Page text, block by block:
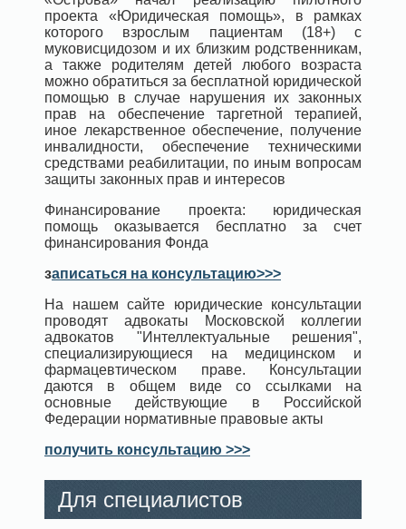
проекта «Юридическая помощь», в рамках
которого взрослым пациентам (18+) с
муковисцидозом и их близким родственникам,
а также родителям детей любого возраста
можно обратиться за бесплатной юридической
помощью в случае нарушения их законных
прав на обеспечение таргетной терапией,
иное лекарственное обеспечение, получение
инвалидности, обеспечение техническими
средствами реабилитации, по иным вопросам
защиты законных прав и интересов
Финансирование проекта: юридическая
помощь оказывается бесплатно за счет
финансирования Фонда
записаться на консультацию>>>
На нашем сайте юридические консультации
проводят адвокаты Московской коллегии
адвокатов "Интеллектуальные решения",
специализирующиеся на медицинском и
фармацевтическом праве. Консультации
даются в общем виде со ссылками на
основные действующие в Российской
Федерации нормативные правовые акты
получить консультацию >>>
Для специалистов